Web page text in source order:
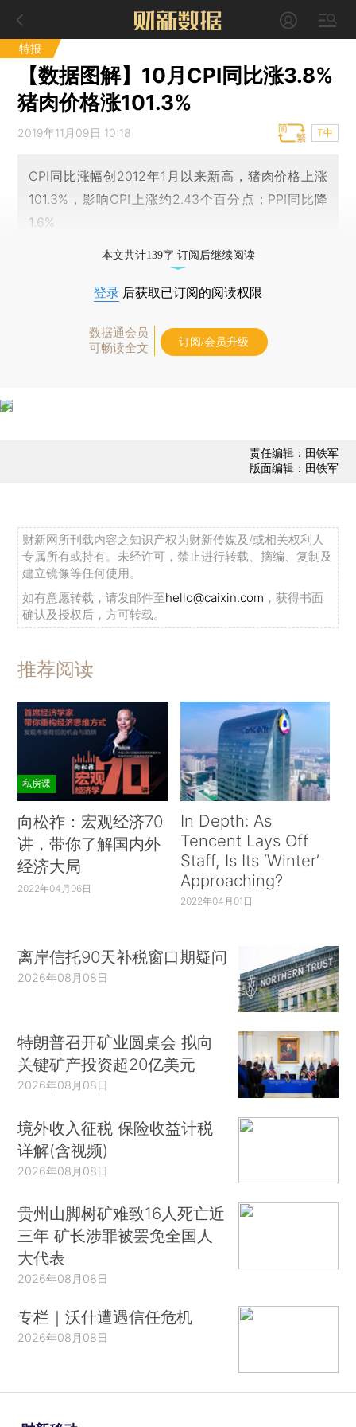
特报
【数据图解】10月CPI同比涨3.8%
猪肉价格涨101.3%
2019年11月09日 10:18 T中
CPI同比涨幅创2012年1月以来新高，猪肉价格上涨
101.3%，影响CPI上涨约2.43个百分点；PPI同比降
1.6%
本文共计139字 订阅后继续阅读
登录 后获取已订阅的阅读权限
数据通会员
可畅读全文
订阅/会员升级
责任编辑：田铁军
版面编辑：田铁军
财新网所刊载内容之知识产权为财新传媒及/或相关权利人
专属所有或持有。未经许可，禁止进行转载、摘编、复制及
建立镜像等任何使用。
如有意愿转载，请发邮件至hello@caixin.com ，获得书面
确认及授权后，方可转载。
推荐阅读
私房课
向松祚：宏观经济70
讲，带你了解国内外
经济大局
2022年04月06日
In Depth: As
Tencent Lays Off
Staff, Is Its ‘Winter’
Approaching?
2022年04月01日
离岸信托90天补税窗口期疑问
2026年08月08日
特朗普召开矿业圆桌会 拟向
关键矿产投资超20亿美元
2026年08月08日
境外收入征税 保险收益计税
详解(含视频)
2026年08月08日
贵州山脚树矿难致16人死亡近
三年 矿长涉罪被罢免全国人
大代表
2026年08月08日
专栏｜沃什遭遇信任危机
2026年08月08日